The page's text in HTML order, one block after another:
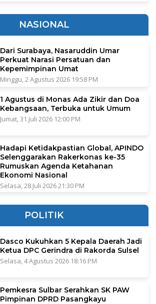
NASIONAL
Dari Surabaya, Nasaruddin Umar
Perkuat Narasi Persatuan dan
Kepemimpinan Umat
Minggu, 2 Agustus 2026 19:58 PM
1 Agustus di Monas Ada Zikir dan Doa
Kebangsaan, Terbuka untuk Umum
Jumat, 31 Juli 2026 12:00 PM
Hadapi Ketidakpastian Global, APINDO
Selenggarakan Rakerkonas ke-35
Rumuskan Agenda Ketahanan
Ekonomi Nasional
Selasa, 28 Juli 2026 21:30 PM
POLITIK
Dasco Kukuhkan 5 Kepala Daerah Jadi
Ketua DPC Gerindra di Rakorda Sulsel
Selasa, 4 Agustus 2026 18:16 PM
Pemkesra Sulbar Serahkan SK PAW
Pimpinan DPRD Pasangkayu